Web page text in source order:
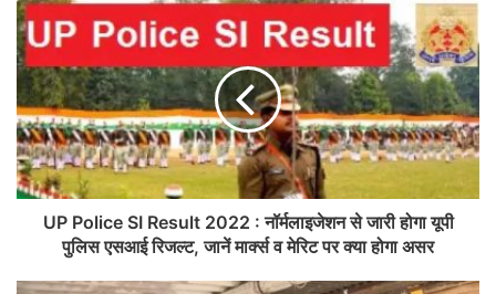
UP Police SI Result 2022 : नॉर्मलाइजेशन से जारी होगा यूपी
पुलिस एसआई रिजल्ट, जानें मार्क्स व मेरिट पर क्या होगा असर